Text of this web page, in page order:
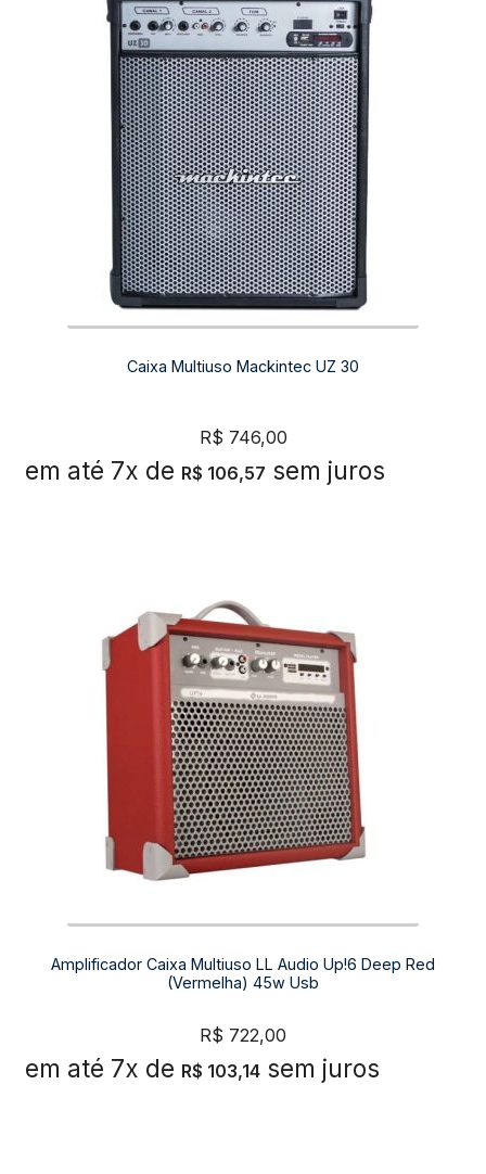
Caixa Multiuso Mackintec UZ 30
R$ 746,00
em até 7x de R$ 106,57 sem juros
Amplificador Caixa Multiuso LL Audio Up!6 Deep Red
(Vermelha) 45w Usb
R$ 722,00
em até 7x de R$ 103,14 sem juros